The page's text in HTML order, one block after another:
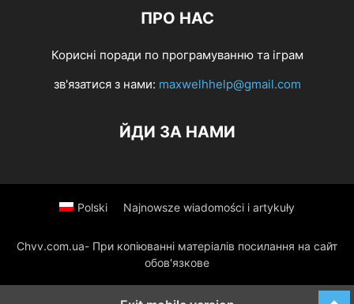
ПРО НАС
Корисні поради по програмуванню та іграм
зв'язатися з нами: maxwelhhelp@gmail.com
ЙДИ ЗА НАМИ
Polski Najnowsze wiadomości i artykuły
Chvv.com.ua- При копіюванні матеріалів посилання на сайт
обов'язкове